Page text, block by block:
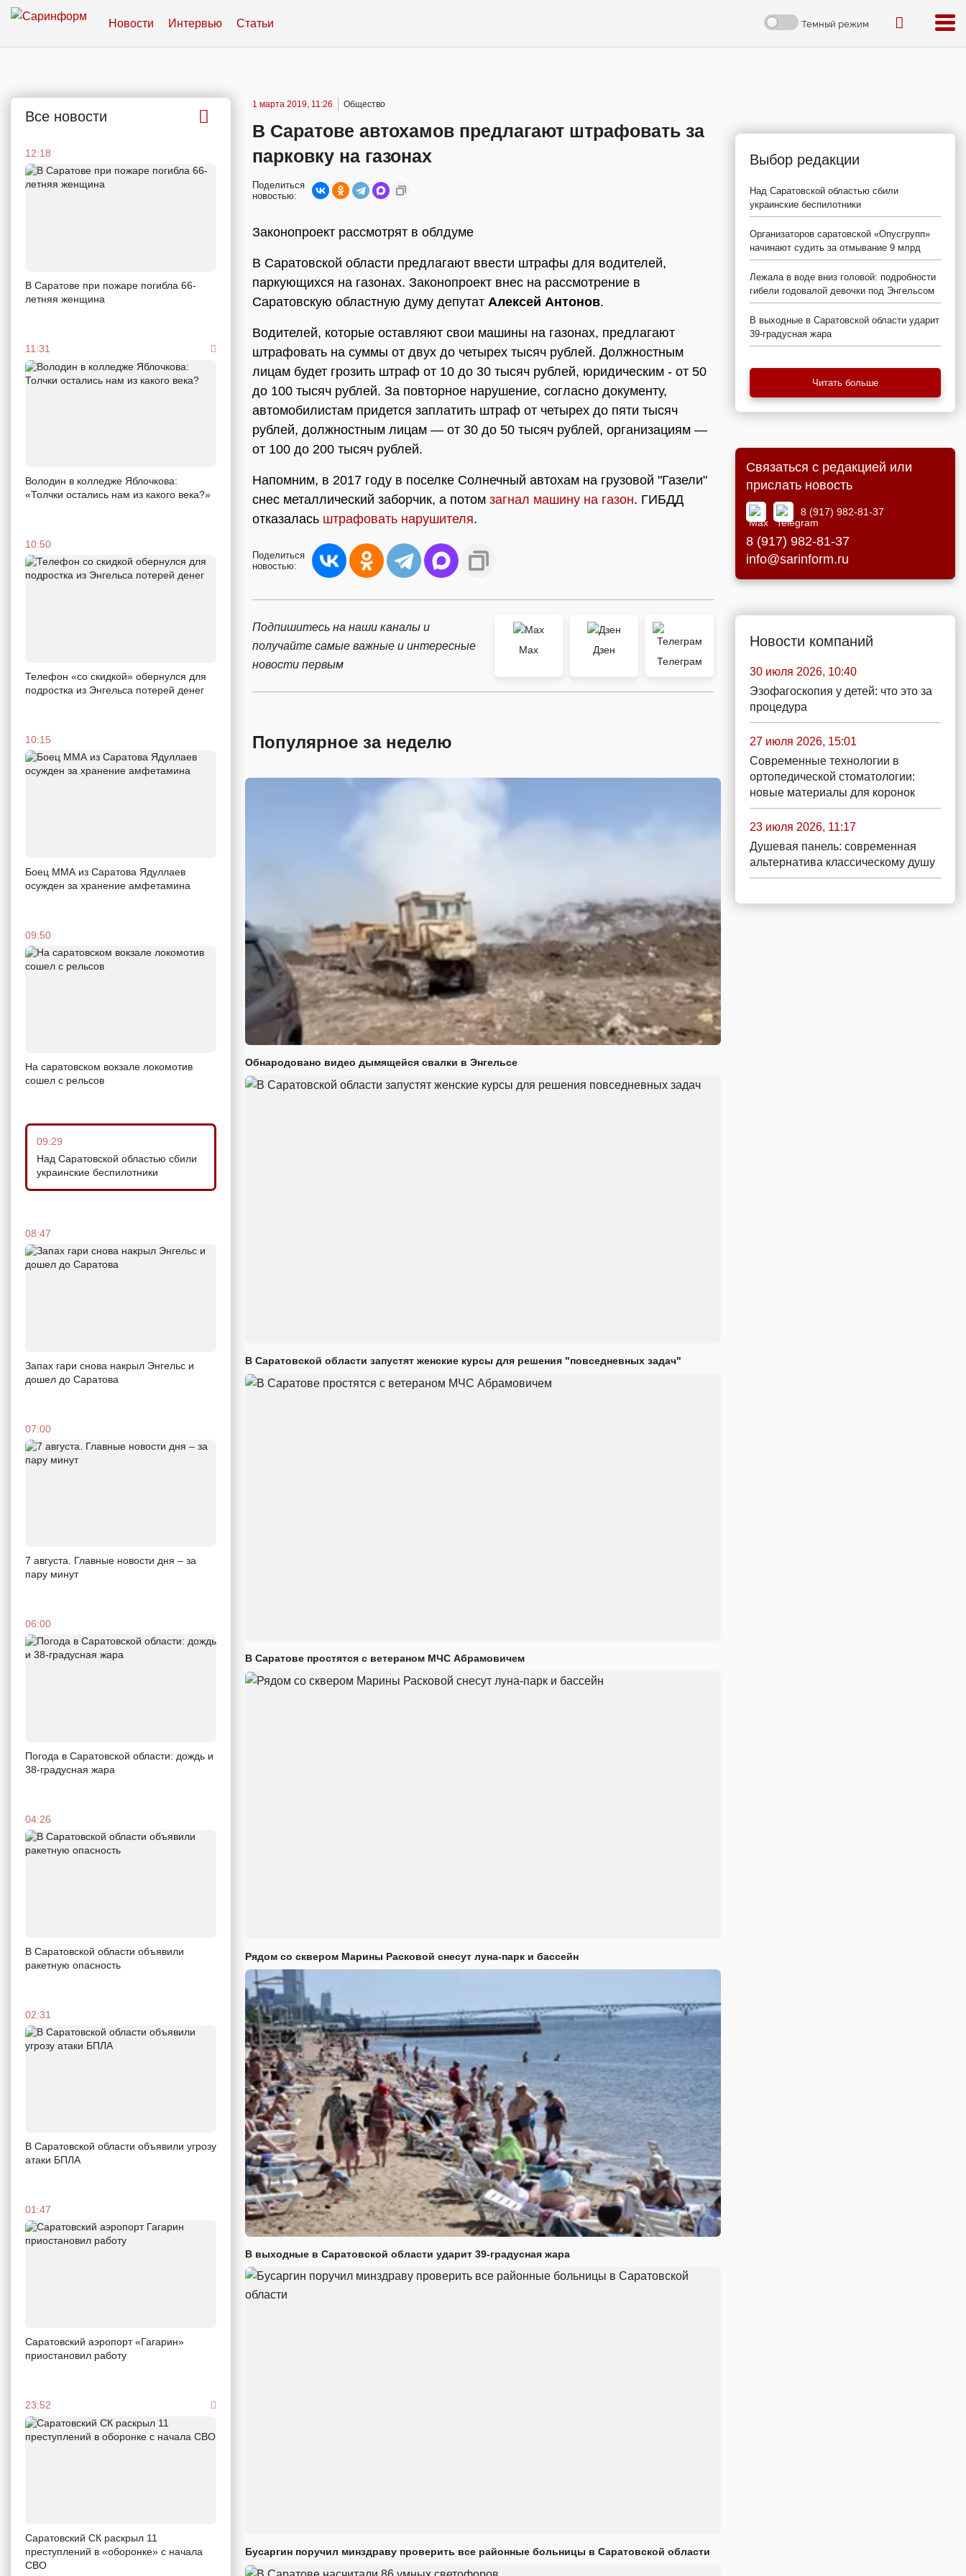
Новости Интервью Статьи Темный режим
Все новости
12:18
В Саратове при пожаре погибла 66-
летняя женщина
11:31
Володин в колледже Яблочкова:
«Толчки остались нам из какого века?»
10:50
Телефон «со скидкой» обернулся для
подростка из Энгельса потерей денег
10:15
Боец ММА из Саратова Ядуллаев
осужден за хранение амфетамина
09:50
На саратовском вокзале локомотив
сошел с рельсов
09:29
Над Саратовской областью сбили
украинские беспилотники
08:47
Запах гари снова накрыл Энгельс и
дошел до Саратова
07:00
7 августа. Главные новости дня – за
пару минут
06:00
Погода в Саратовской области: дождь и
38-градусная жара
04:26
В Саратовской области объявили
ракетную опасность
02:31
В Саратовской области объявили угрозу
атаки БПЛА
01:47
Саратовский аэропорт «Гагарин»
приостановил работу
23:52
Саратовский СК раскрыл 11
преступлений в «оборонке» с начала
СВО
1 марта 2019, 11:26 Общество
В Саратове автохамов предлагают штрафовать за
парковку на газонах
Поделиться
новостью:
Законопроект рассмотрят в облдуме
В Саратовской области предлагают ввести штрафы для водителей,
паркующихся на газонах. Законопроект внес на рассмотрение в
Саратовскую областную думу депутат Алексей Антонов.
Водителей, которые оставляют свои машины на газонах, предлагают
штрафовать на суммы от двух до четырех тысяч рублей. Должностным
лицам будет грозить штраф от 10 до 30 тысяч рублей, юридическим - от 50
до 100 тысяч рублей. За повторное нарушение, согласно документу,
автомобилистам придется заплатить штраф от четырех до пяти тысяч
рублей, должностным лицам — от 30 до 50 тысяч рублей, организациям —
от 100 до 200 тысяч рублей.
Напомним, в 2017 году в поселке Солнечный автохам на грузовой "Газели"
снес металлический заборчик, а потом загнал машину на газон. ГИБДД
отказалась штрафовать нарушителя.
Поделиться
новостью:
Подпишитесь на наши каналы и
получайте самые важные и интересные
новости первым
Max
Дзен
Телеграм
Популярное за неделю
Обнародовано видео дымящейся свалки в Энгельсе
В Саратовской области запустят женские курсы для решения "повседневных задач"
В Саратове простятся с ветераном МЧС Абрамовичем
Рядом со сквером Марины Расковой снесут луна-парк и бассейн
В выходные в Саратовской области ударит 39-градусная жара
Бусаргин поручил минздраву проверить все районные больницы в Саратовской области
Выбор редакции
Над Саратовской областью сбили
украинские беспилотники
Организаторов саратовской «Опусгрупп»
начинают судить за отмывание 9 млрд
Лежала в воде вниз головой: подробности
гибели годовалой девочки под Энгельсом
В выходные в Саратовской области ударит
39-градусная жара
Читать больше
Связаться с редакцией или
прислать новость
8 (917) 982-81-37
8 (917) 982-81-37
info@sarinform.ru
Новости компаний
30 июля 2026, 10:40
Эзофагоскопия у детей: что это за
процедура
27 июля 2026, 15:01
Современные технологии в
ортопедической стоматологии:
новые материалы для коронок
23 июля 2026, 11:17
Душевая панель: современная
альтернатива классическому душу